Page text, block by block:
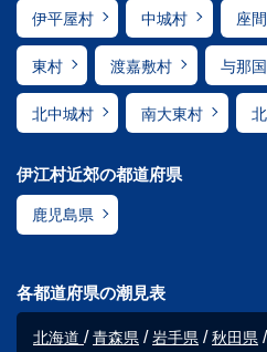
伊平屋村 中城村 座
東村 渡嘉敷村 与那
北中城村 南大東村
伊江村近郊の都道府県
鹿児島県
各都道府県の潮見表
北海道 青森県 岩手県 秋田県